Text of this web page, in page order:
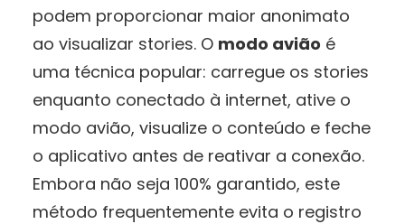
podem proporcionar maior anonimato
ao visualizar stories. O modo avião é
uma técnica popular: carregue os stories
enquanto conectado à internet, ative o
modo avião, visualize o conteúdo e feche
o aplicativo antes de reativar a conexão.
Embora não seja 100% garantido, este
método frequentemente evita o registro